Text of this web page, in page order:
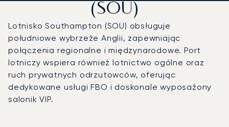
(SOU)
Lotnisko Southampton (SOU) obsługuje
południowe wybrzeże Anglii, zapewniając
połączenia regionalne i międzynarodowe. Port
lotniczy wspiera również lotnictwo ogólne oraz
ruch prywatnych odrzutowców, oferując
dedykowane usługi FBO i doskonale wyposażony
salonik VIP.